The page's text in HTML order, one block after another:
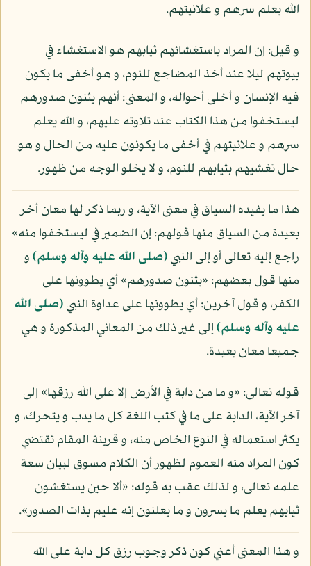
الله يعلم سرهم و علانيتهم.
و قيل: إن المراد باستغشائهم ثيابهم هو الاستغشاء في
بيوتهم ليلا عند أخذ المضاجع للنوم، و هو أخفى ما يكون
فيه الإنسان و أخلى أحواله، و المعنى: أنهم يثنون صدورهم
ليستخفوا من هذا الكتاب عند تلاوته عليهم، و الله يعلم
سرهم و علانيتهم في أخفى ما يكونون عليه من الحال و هو
حال تغشيهم بثيابهم للنوم، و لا يخلو الوجه من ظهور.
هذا ما يفيده السياق في معنى الآية، و ربما ذكر لها معان أخر
بعيدة من السياق منها قولهم: إن الضمير في ليستخفوا منه»
راجع إليه تعالى أو إلى النبي(صلى الله عليه وآله وسلم)و
منها قول بعضهم: «يثنون صدورهم» أي يطوونها على
الكفر، و قول آخرين: أي يطوونها على عداوة النبي(صلى الله
عليه وآله وسلم)إلى غير ذلك من المعاني المذكورة و هي
جميعا معان بعيدة.
قوله تعالى: «و ما من دابة في الأرض إلا على الله رزقها» إلى
آخر الآية، الدابة على ما في كتب اللغة كل ما يدب و يتحرك، و
يكثر استعماله في النوع الخاص منه، و قرينة المقام تقتضي
كون المراد منه العموم لظهور أن الكلام مسوق لبيان سعة
علمه تعالى، و لذلك عقب به قوله: «ألا حين يستغشون
ثيابهم يعلم ما يسرون و ما يعلنون إنه عليم بذات الصدور».
و هذا المعنى أعني كون ذكر وجوب رزق كل دابة على الله